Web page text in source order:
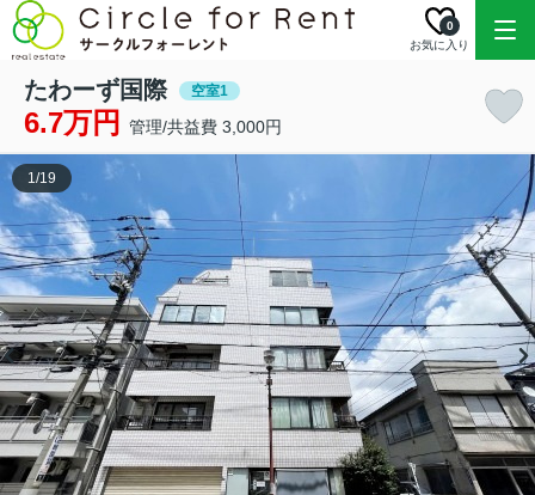
お気に入り
0
たわーず国際 空室1
6.7万円 管理/共益費 3,000円
1/19